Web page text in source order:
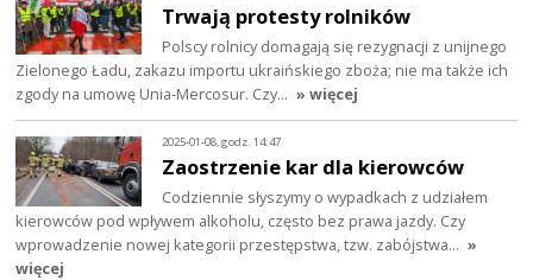
Trwają protesty rolników
Polscy rolnicy domagają się rezygnacji z unijnego
Zielonego Ładu, zakazu importu ukraińskiego zboża; nie ma także ich
zgody na umowę Unia-Mercosur. Czy… » więcej
2025-01-08, godz. 14:47
Zaostrzenie kar dla kierowców
Codziennie słyszymy o wypadkach z udziałem
kierowców pod wpływem alkoholu, często bez prawa jazdy. Czy
wprowadzenie nowej kategorii przestępstwa, tzw. zabójstwa… »
więcej